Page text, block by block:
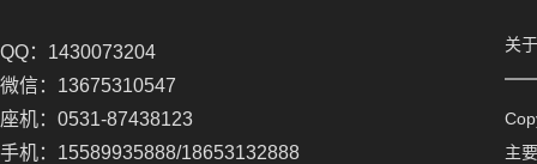
QQ：1430073204
微信：13675310547
座机：0531-87438123
手机：15589935888/18653132888
关
主